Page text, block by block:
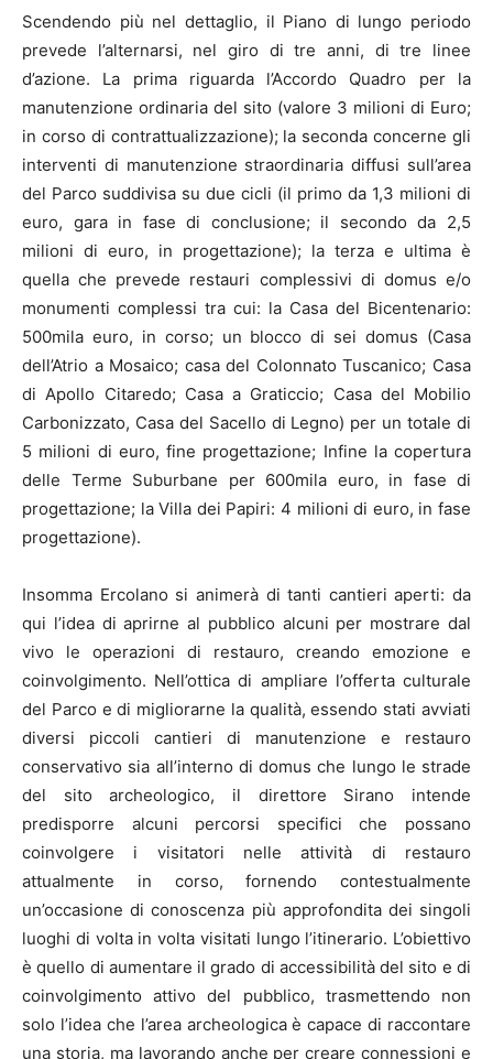
Scendendo più nel dettaglio, il Piano di lungo periodo
prevede l’alternarsi, nel giro di tre anni, di tre linee
d’azione. La prima riguarda l’Accordo Quadro per la
manutenzione ordinaria del sito (valore 3 milioni di Euro;
in corso di contrattualizzazione); la seconda concerne gli
interventi di manutenzione straordinaria diffusi sull’area
del Parco suddivisa su due cicli (il primo da 1,3 milioni di
euro, gara in fase di conclusione; il secondo da 2,5
milioni di euro, in progettazione); la terza e ultima è
quella che prevede restauri complessivi di domus e/o
monumenti complessi tra cui: la Casa del Bicentenario:
500mila euro, in corso; un blocco di sei domus (Casa
dell’Atrio a Mosaico; casa del Colonnato Tuscanico; Casa
di Apollo Citaredo; Casa a Graticcio; Casa del Mobilio
Carbonizzato, Casa del Sacello di Legno) per un totale di
5 milioni di euro, fine progettazione; Infine la copertura
delle Terme Suburbane per 600mila euro, in fase di
progettazione; la Villa dei Papiri: 4 milioni di euro, in fase
progettazione).
Insomma Ercolano si animerà di tanti cantieri aperti: da
qui l’idea di aprirne al pubblico alcuni per mostrare dal
vivo le operazioni di restauro, creando emozione e
coinvolgimento. Nell’ottica di ampliare l’offerta culturale
del Parco e di migliorarne la qualità, essendo stati avviati
diversi piccoli cantieri di manutenzione e restauro
conservativo sia all’interno di domus che lungo le strade
del sito archeologico, il direttore Sirano intende
predisporre alcuni percorsi specifici che possano
coinvolgere i visitatori nelle attività di restauro
attualmente in corso, fornendo contestualmente
un’occasione di conoscenza più approfondita dei singoli
luoghi di volta in volta visitati lungo l’itinerario. L’obiettivo
è quello di aumentare il grado di accessibilità del sito e di
coinvolgimento attivo del pubblico, trasmettendo non
solo l’idea che l’area archeologica è capace di raccontare
una storia, ma lavorando anche per creare connessioni e